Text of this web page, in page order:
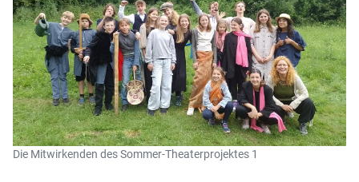
Die Mitwirkenden des Sommer-Theaterprojektes 1